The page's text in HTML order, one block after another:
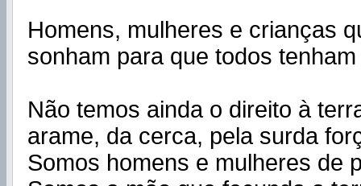
Homens, mulheres e crianças
sonham para que todos
Não temos ainda o direito à
arame, da cerca, pela surda
Somos homens e mulheres de